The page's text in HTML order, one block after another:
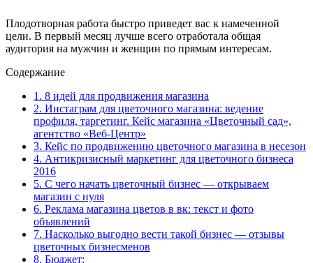
Плодотворная работа быстро приведет вас к намеченной
цели. В первый месяц лучше всего отработала общая
аудитория на мужчин и женщин по прямым интересам.
Содержание
1. 8 идей для продвижения магазина
2. Инстаграм для цветочного магазина: ведение
профиля, таргетинг. Кейс магазина «Цветочный сад»,
агентство «Веб-Центр»
3. Кейс по продвижению цветочного магазина в несезон
4. Антикризисный маркетинг для цветочного бизнеса
2016
5. С чего начать цветочный бизнес — открываем
магазин с нуля
6. Реклама магазина цветов в вк: текст и фото
объявлений
7. Насколько выгодно вести такой бизнес — отзывы
цветочных бизнесменов
8. Бюджет: